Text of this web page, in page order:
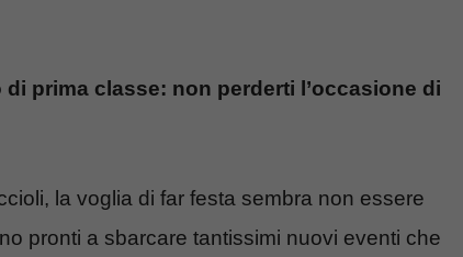
prima classe: non perderti l’occasione di
la voglia di far festa sembra non essere
pronti a sbarcare tantissimi nuovi eventi che